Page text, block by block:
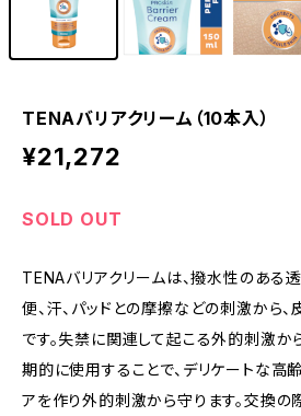
TENAバリアクリーム（10本入）
¥21,272
SOLD OUT
TENAバリアクリームは、撥水性のある
便、汗、パッドとの摩擦などの刺激から
です。失禁に関連して起こる外的刺激か
期的に使用することで、デリケートな高
アを作り外的刺激から守ります。交換の